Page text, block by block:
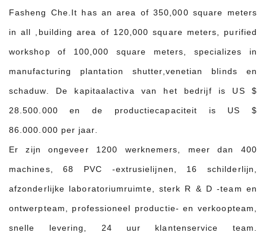
Fasheng Che.It has an area of ​​350,000 square meters
in all ,building area of ​​120,000 square meters, purified
workshop of 100,000 square meters, specializes in
manufacturing plantation shutter,venetian blinds en
schaduw. De kapitaalactiva van het bedrijf is US $
28.500.000 en de productiecapaciteit is US $
86.000.000 per jaar.
Er zijn ongeveer 1200 werknemers, meer dan 400
machines, 68 PVC -extrusielijnen, 16 schilderlijn,
afzonderlijke laboratoriumruimte, sterk R & D -team en
ontwerpteam, professioneel productie- en verkoopteam,
snelle levering, 24 uur klantenservice team.